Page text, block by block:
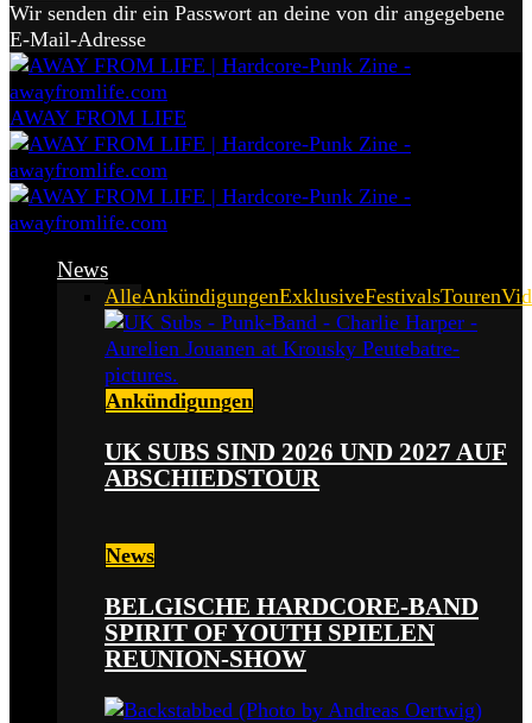
Wir senden dir ein Passwort an deine von dir angegebene
E-Mail-Adresse
AWAY FROM LIFE
News
AlleAnkündigungenExklusiveFestivalsTouren
Ankündigungen
UK SUBS SIND 2026 UND 2027 AUF
ABSCHIEDSTOUR
News
BELGISCHE HARDCORE-BAND
SPIRIT OF YOUTH SPIELEN
REUNION-SHOW